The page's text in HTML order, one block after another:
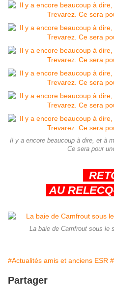
Il y a encore beaucoup à dire, et à
Ce sera pour
AU
La baie de Camfrout sous le
#Actualités amis et anciens ESR
Partager